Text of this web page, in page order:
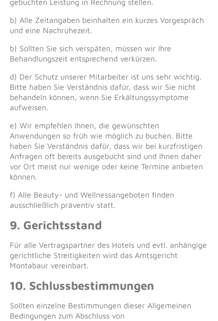
gebuchten Leistung in Rechnung stellen.
b) Alle Zeitangaben beinhalten ein kurzes Vorgespräch
und eine Nachruhezeit.
b) Sollten Sie sich verspäten, müssen wir Ihre
Behandlungszeit entsprechend verkürzen.
d) Der Schutz unserer Mitarbeiter ist uns sehr wichtig.
Bitte haben Sie Verständnis dafür, dass wir Sie nicht
behandeln können, wenn Sie Erkältungssymptome
aufweisen.
e) Wir empfehlen Ihnen, die gewünschten
Anwendungen so früh wie möglich zu buchen. Bitte
haben Sie Verständnis dafür, dass wir bei kurzfristigen
Anfragen oft bereits ausgebucht sind und Ihnen daher
vor Ort meist nur wenige oder keine Termine anbieten
können.
f) Alle Beauty- und Wellnessangeboten finden
ausschließlich präventiv statt.
9. Gerichtsstand
Für alle Vertragspartner des Hotels und evtl. anhängige
gerichtliche Streitigkeiten wird das Amtsgericht
Montabaur vereinbart.
10. Schlussbestimmungen
Sollten einzelne Bestimmungen dieser Allgemeinen
Bedingungen zum Abschluss von